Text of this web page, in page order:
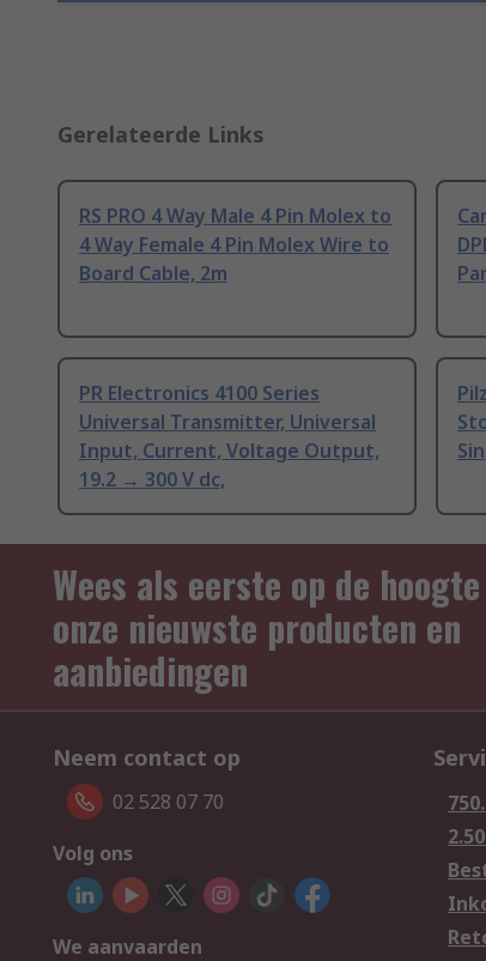
Gerelateerde Links
RS PRO 4 Way Male 4 Pin Molex to
4 Way Female 4 Pin Molex Wire to
Board Cable, 2m
PR Electronics 4100 Series
Universal Transmitter, Universal
Input, Current, Voltage Output,
19.2 → 300 V dc,
Wees als eerste op de
onze nieuwste producten en
aanbiedingen
Neem contact op
02 528 07 70
Volg ons
We aanvaarden